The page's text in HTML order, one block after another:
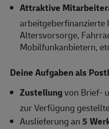
Attraktive
arbeitgeberfinanzierte
Altersvorsorge,
Mobilfunkanbietern,
Deine Aufgaben als
Zustellungvon Brief-
zur Verfügung
Auslieferung an5